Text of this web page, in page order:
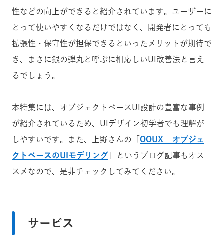
性などの向上ができると紹介されています。ユーザーに
とって使いやすくなるだけではなく、開発者にとっても
拡張性・保守性が担保できるといったメリットが期待で
き、まさに銀の弾丸と呼ぶに相応しいUI改善法と言え
るでしょう。
本特集には、オブジェクトベースUI設計の豊富な事例
が紹介されているため、UIデザイン初学者でも理解が
しやすいです。また、上野さんの「 OOUX – オブジェ
クトベースのUIモデリング 」というブログ記事もオス
スメなので、是非チェックしてみてください。
サービス